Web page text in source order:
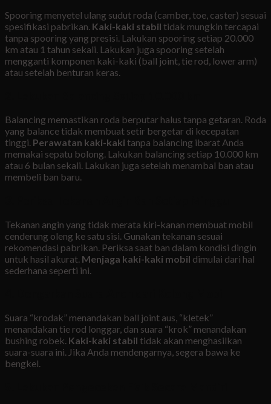
Spooring menyetel ulang sudut roda (camber, toe, caster) sesuai
spesifikasi pabrikan. Kaki-kaki stabil tidak mungkin tercapai
tanpa spooring yang presisi. Lakukan spooring setiap 20.000
km atau 1 tahun sekali. Lakukan juga spooring setelah
mengganti komponen kaki-kaki (ball joint, tie rod, lower arm)
atau setelah benturan keras.
Balancing memastikan roda berputar halus tanpa getaran. Roda
yang balance tidak membuat setir bergetar di kecepatan
tinggi. Perawatan kaki-kaki tanpa balancing ibarat Anda
memakai sepatu bolong. Lakukan balancing setiap 10.000 km
atau 6 bulan sekali. Lakukan juga setelah menambal ban atau
membeli ban baru.
Tekanan angin yang tidak merata kiri-kanan membuat mobil
cenderung oleng ke satu sisi. Gunakan tekanan sesuai
rekomendasi pabrikan. Periksa saat ban dalam kondisi dingin
untuk hasil akurat. Menjaga kaki-kaki mobil dimulai dari hal
sederhana seperti ini.
Suara “krodak” menandakan ball joint aus, “kletek”
menandakan tie rod longgar, dan suara “krok” menandakan
bushing robek. Kaki-kaki stabil tidak akan menghasilkan
suara-suara ini. Jika Anda mendengarnya, segera bawa ke
bengkel.